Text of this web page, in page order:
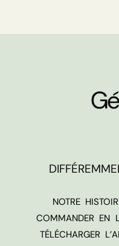
NOTRE
COMMANDER EN
TÉLÉCHARGER